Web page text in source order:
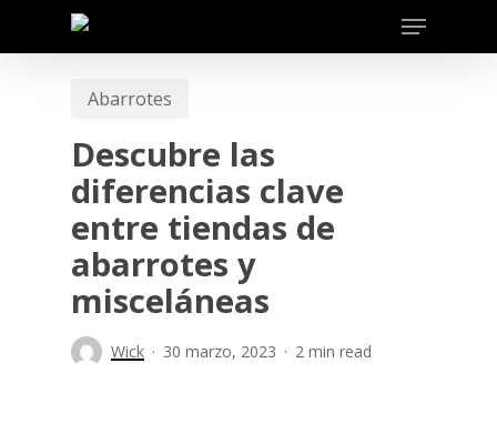
Abarrotes
Descubre las
diferencias clave
entre tiendas de
abarrotes y
misceláneas
Wick 30 marzo, 2023 2 min read